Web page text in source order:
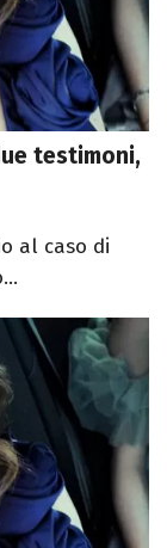
testimoni,
al caso di